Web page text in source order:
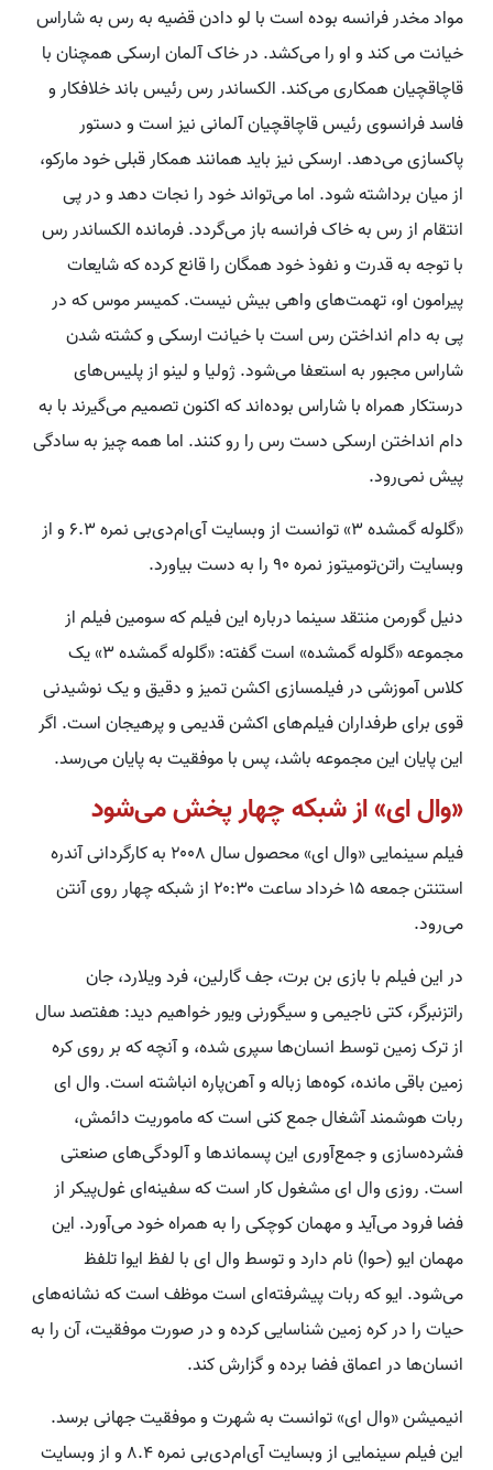
مواد مخدر فرانسه بوده است با لو دادن قضیه به رس به شاراس
خیانت می کند و او را می‌کشد. در خاک آلمان ارسکی همچنان با
قاچاقچیان همکاری می‌کند. الکساندر رس رئیس باند خلافکار و
فاسد فرانسوی رئیس قاچاقچیان آلمانی نیز است و دستور
پاکسازی می‌دهد. ارسکی نیز باید همانند همکار قبلی خود مارکو،
از میان برداشته شود. اما می‌تواند خود را نجات دهد و در پی
انتقام از رس به خاک فرانسه باز می‌گردد. فرمانده الکساندر رس
با توجه به قدرت و نفوذ خود همگان را قانع کرده که شایعات
پیرامون او، تهمت‌های واهی بیش نیست. کمیسر موس که در
پی به دام انداختن رس است با خیانت ارسکی و کشته شدن
شاراس مجبور به استعفا می‌شود. ژولیا و لینو از پلیس‌های
درستکار همراه با شاراس بوده‌اند که اکنون تصمیم می‌گیرند با به
دام انداختن ارسکی دست رس را رو کنند. اما همه چیز به سادگی
پیش نمی‌رود.
«گلوله گمشده ۳» توانست از وبسایت آی‌ام‌دی‌بی نمره ۶.۳ و از
وبسایت راتن‌تومیتوز نمره ۹۰ را به دست بیاورد.
دنیل گورمن منتقد سینما درباره این فیلم که سومین فیلم از
مجموعه «گلوله گمشده» است گفته: «گلوله گمشده ۳» یک
کلاس آموزشی در فیلمسازی اکشن تمیز و دقیق و یک نوشیدنی
قوی برای طرفداران فیلم‌های اکشن قدیمی و پرهیجان است. اگر
این پایان این مجموعه باشد، پس با موفقیت به پایان می‌رسد.
«وال ای» از شبکه چهار پخش می‌شود
فیلم سینمایی «وال ای» محصول سال ۲۰۰۸ به کارگردانی آندره
استنتن جمعه ۱۵ خرداد ساعت ۲۰:۳۰ از شبکه چهار روی آنتن
می‌رود.
در این فیلم با بازی بن برت، جف گارلین، فرد ویلارد، جان
راتزنبرگر، کتی ناجیمی و سیگورنی ویور خواهیم دید: هفتصد سال
از ترک زمین توسط انسان‌ها سپری شده، و آنچه که بر روی کره
زمین باقی مانده، کوه‌ها زباله و آهن‌پاره انباشته ‌است. وال ای
ربات هوشمند آشغال جمع کنی است که ماموریت دائمش،
فشرده‌سازی و جمع‌آوری این پسماندها و آلودگی‌های صنعتی
است. روزی وال ای مشغول کار است که سفینه‌ای غول‌پیکر از
فضا فرود می‌آید و مهمان کوچکی را به همراه خود می‌آورد. این
مهمان ایو (حوا) نام دارد و توسط وال ای با لفظ ایوا تلفظ
می‌شود. ایو که ربات پیشرفته‌ای است موظف است که نشانه‌های
حیات را در کره زمین شناسایی کرده و در صورت موفقیت، آن را به
انسان‌ها در اعماق فضا برده و گزارش کند.
انیمیشن «وال ای» توانست به شهرت و موفقیت جهانی برسد.
این فیلم سینمایی از وبسایت آی‌ام‌دی‌بی نمره ۸.۴ و از وبسایت